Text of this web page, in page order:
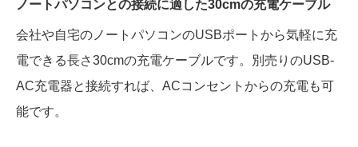
ノートパソコンとの接続に適した30cmの充電ケーブル
会社や自宅のノートパソコンのUSBポートから気軽に充
電できる長さ30cmの充電ケーブルです。別売りのUSB-
AC充電器と接続すれば、ACコンセントからの充電も可
能です。